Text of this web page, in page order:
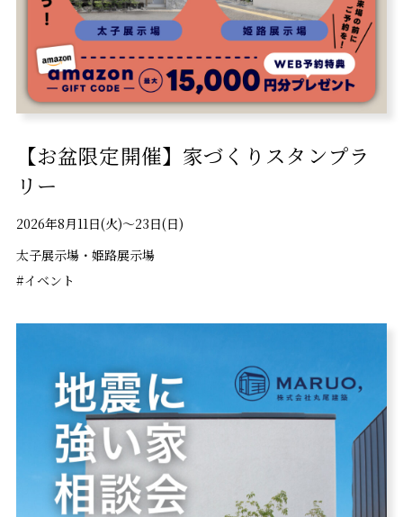
【お盆限定開催】家づくりスタンプラ
リー
2026年8月11日(火)〜23日(日)
太子展示場・姫路展示場
#イベント